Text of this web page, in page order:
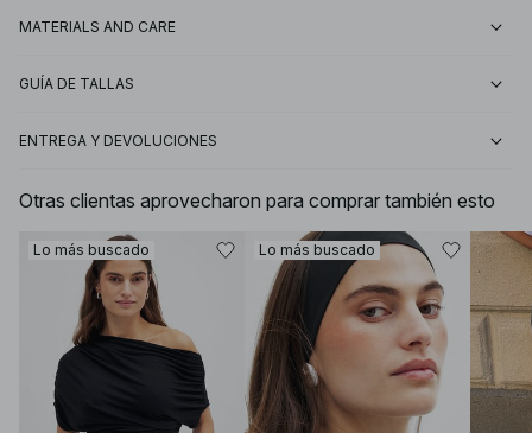
MATERIALS AND CARE
GUÍA DE TALLAS
ENTREGA Y DEVOLUCIONES
Otras clientas aprovecharon para comprar también esto
Lo más buscado Lo más buscado